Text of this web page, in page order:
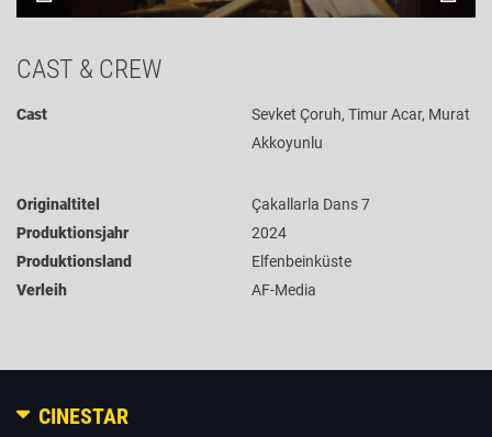
CAST & CREW
Cast
Sevket Çoruh, Timur Acar, Murat
Akkoyunlu
Originaltitel
Çakallarla Dans 7
Produktionsjahr
2024
Produktionsland
Elfenbeinküste
Verleih
AF-Media
CINESTAR